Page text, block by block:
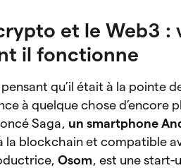
et le Web3 :
il fonctionne
qu’il était à la pointe
à quelque chose d’encore
Saga, un smartphone
la blockchain et compatible
Osom, est une start-